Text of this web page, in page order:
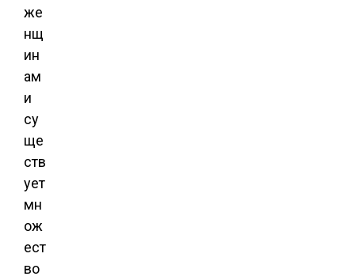
же
нщ
ин
ам
и
су
ще
ств
ует
мн
ож
ест
во